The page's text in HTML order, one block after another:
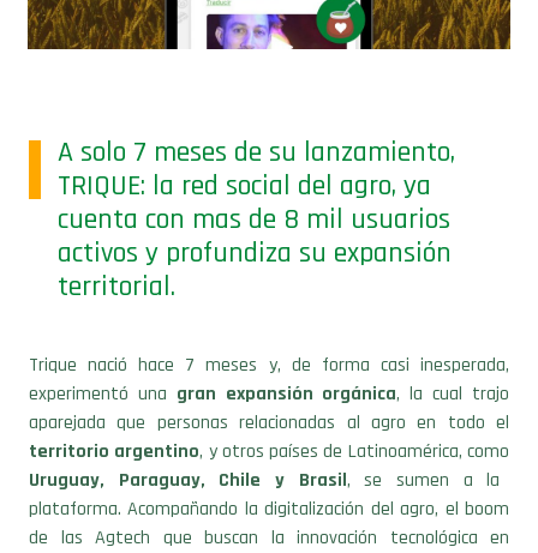
A solo 7 meses de su lanzamiento,
TRIQUE: la red social del agro, ya
cuenta con mas de 8 mil usuarios
activos y profundiza su expansión
territorial.
Trique nació hace 7 meses y, de forma casi inesperada,
experimentó una gran expansión orgánica, la cual trajo
aparejada que personas relacionadas al agro en todo el
territorio argentino, y otros países de Latinoamérica, como
Uruguay, Paraguay, Chile y Brasil, se sumen a la
plataforma. Acompañando la digitalización del agro, el boom
de las Agtech que buscan la innovación tecnológica en